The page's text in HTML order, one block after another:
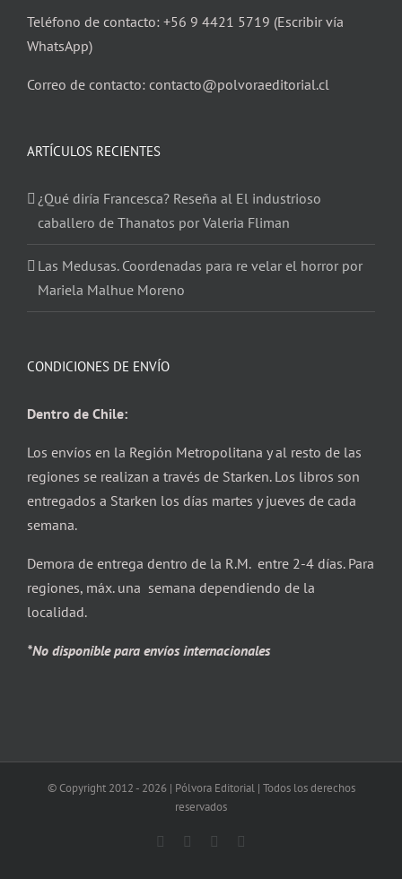
Teléfono de contacto: +56 9 4421 5719 (Escribir vía
WhatsApp)
Correo de contacto: contacto@polvoraeditorial.cl
ARTÍCULOS RECIENTES
¿Qué diría Francesca? Reseña al El industrioso
caballero de Thanatos por Valeria Fliman
Las Medusas. Coordenadas para re velar el horror por
Mariela Malhue Moreno
CONDICIONES DE ENVÍO
Dentro de Chile:
Los envíos en la Región Metropolitana y al resto de las
regiones se realizan a través de Starken. Los libros son
entregados a Starken los días martes y jueves de cada
semana.
Demora de entrega dentro de la R.M. entre 2-4 días. Para
regiones, máx. una semana dependiendo de la
localidad.
*No disponible para envíos internacionales
© Copyright 2012 - 2026 | Pólvora Editorial | Todos los derechos
reservados
Facebook Instagram